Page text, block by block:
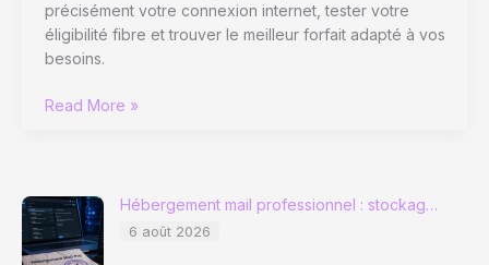
précisément votre connexion internet, tester votre
éligibilité fibre et trouver le meilleur forfait adapté à vos
besoins.
DegroupTest
éligibilité
et
débit
Read More »
Hébergement mail professionnel : stockag…
6 août 2026